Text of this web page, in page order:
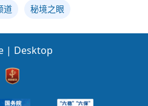
道 秘境之眼
| Desktop